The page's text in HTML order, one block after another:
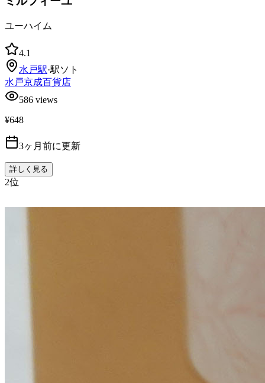
ユーハイム
4.1
水戸駅·駅ソト
水戸京成百貨店
586 views
¥648
3ヶ月前に更新
詳しく見る
2位